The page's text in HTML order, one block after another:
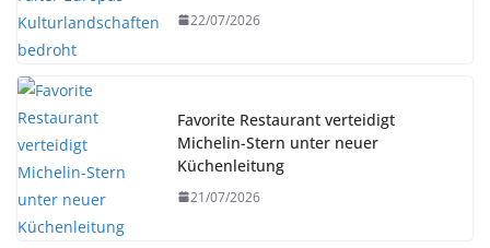
22/07/2026
Favorite Restaurant verteidigt
Michelin-Stern unter neuer
Küchenleitung
21/07/2026